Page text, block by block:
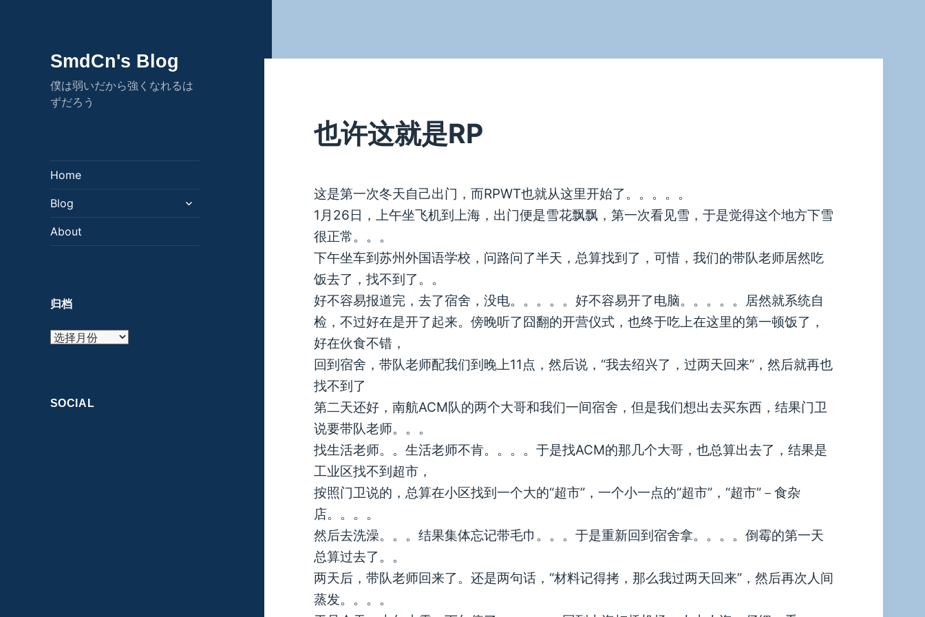
SmdCn's Blog
僕は弱いだから強くなれるは
ずだろう
Home
Blog
About
归档
归
SOCIAL
也许这就是RP
这是第一次冬天自己出门，而RPWT也就从这里开始了。。。。。
1月26日，上午坐飞机到上海，出门便是雪花飘飘，第一次看见雪，于是觉得这个地方下雪
很正常。。。
下午坐车到苏州外国语学校，问路问了半天，总算找到了，可惜，我们的带队老师居然吃
饭去了，找不到了。。
好不容易报道完，去了宿舍，没电。。。。。好不容易开了电脑。。。。。居然就系统自
检，不过好在是开了起来。傍晚听了囧翻的开营仪式，也终于吃上在这里的第一顿饭了，
好在伙食不错，
回到宿舍，带队老师配我们到晚上11点，然后说，“我去绍兴了，过两天回来”，然后就再也
找不到了
第二天还好，南航ACM队的两个大哥和我们一间宿舍，但是我们想出去买东西，结果门卫
说要带队老师。。。
找生活老师。。生活老师不肯。。。。于是找ACM的那几个大哥，也总算出去了，结果是
工业区找不到超市，
按照门卫说的，总算在小区找到一个大的“超市”，一个小一点的“超市”，“超市”－食杂
店。。。。
然后去洗澡。。。结果集体忘记带毛巾。。。于是重新回到宿舍拿。。。。倒霉的第一天
总算过去了。。
两天后，带队老师回来了。还是两句话，“材料记得拷，那么我过两天回来”，然后再次人间
蒸发。。。。